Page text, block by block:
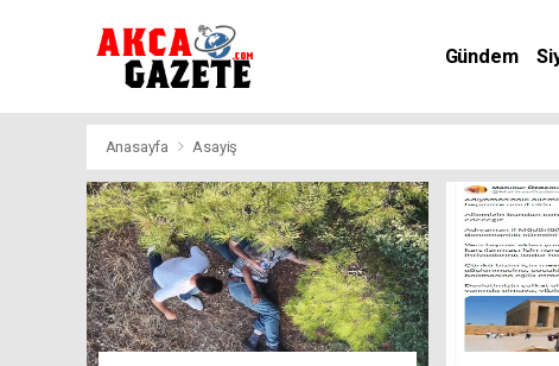
Gündem
Anasayfa Asayiş